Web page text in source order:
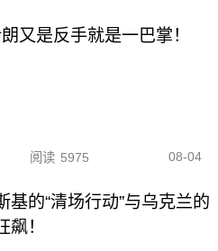
又是反手就是一巴掌！
阅读 5975 08-04
基的“清场行动”与乌克兰的
飙！